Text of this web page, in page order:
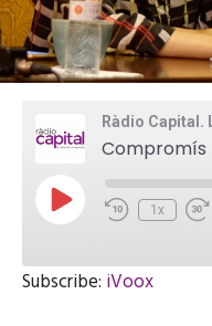
Ràdio Capital.
P
l
E
p
1x
Subscribe: iVoox